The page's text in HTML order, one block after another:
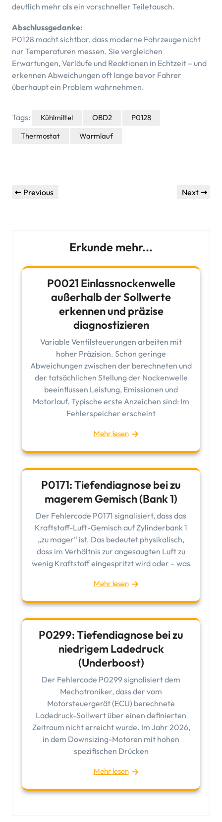
deutlich mehr als ein vorschneller Teiletausch.
Abschlussgedanke:
P0128 macht sichtbar, dass moderne Fahrzeuge nicht
nur Temperaturen messen. Sie vergleichen
Erwartungen, Verläufe und Reaktionen in Echtzeit – und
erkennen Abweichungen oft lange bevor Fahrer
überhaupt ein Problem wahrnehmen.
Tags: Kühlmittel OBD2
P0128
Thermostat
Warmlauf
Beitragsnavigation
Previous
Previous
Next
Next
Erkunde mehr...
P0021 Einlassnockenwelle
außerhalb der Sollwerte
erkennen und präzise
diagnostizieren
Variable Ventilsteuerungen arbeiten mit
hoher Präzision. Schon geringe
Abweichungen zwischen der berechneten und
der tatsächlichen Stellung der Nockenwelle
beeinflussen Leistung, Emissionen und
Motorlauf. Typische erste Anzeichen sind: Im
Fehlerspeicher erscheint
Mehr lesen
P0171: Tiefendiagnose bei zu
magerem Gemisch (Bank 1)
Der Fehlercode P0171 signalisiert, dass das
Kraftstoff-Luft-Gemisch auf Zylinderbank 1
„zu mager“ ist. Das bedeutet physikalisch,
dass im Verhältnis zur angesaugten Luft zu
wenig Kraftstoff eingespritzt wird oder – was
Mehr lesen
P0299: Tiefendiagnose bei zu
niedrigem Ladedruck
(Underboost)
Der Fehlercode P0299 signalisiert dem
Mechatroniker, dass der vom
Motorsteuergerät (ECU) berechnete
Ladedruck-Sollwert über einen definierten
Zeitraum nicht erreicht wurde. Im Jahr 2026,
in dem Downsizing-Motoren mit hohen
spezifischen Drücken
Mehr lesen